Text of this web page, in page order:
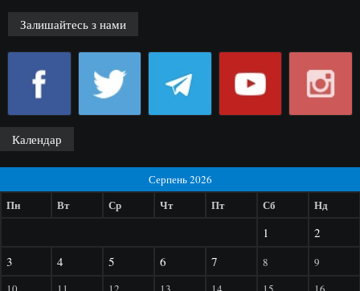
Залишайтесь з нами
Календар
Серпень 2026
Пн Вт Ср Чт Пт Сб Нд
1
2
3
4 5 6 7 8
9